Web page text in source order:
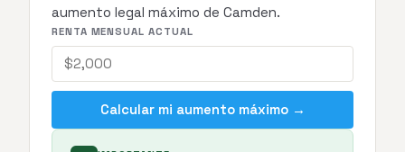
aumento legal máximo de Camden.
RENTA MENSUAL ACTUAL
Calcular mi aumento máximo →